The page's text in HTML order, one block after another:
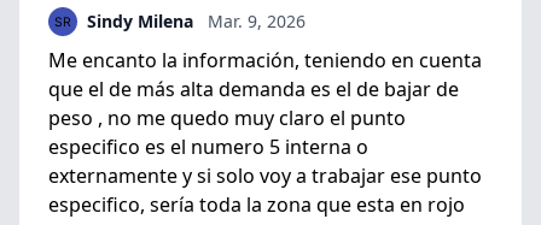
Sindy Milena Mar. 9, 2026
Me encanto la información, teniendo en cuenta
que el de más alta demanda es el de bajar de
peso , no me quedo muy claro el punto
especifico es el numero 5 interna o
externamente y si solo voy a trabajar ese punto
especifico, sería toda la zona que esta en rojo